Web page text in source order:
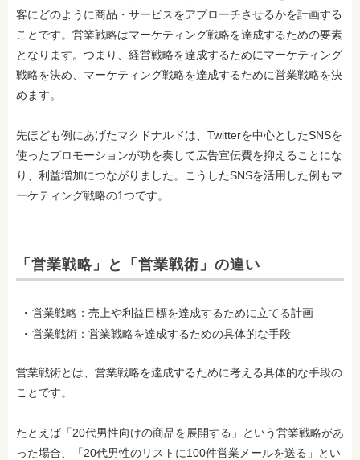
客にどのように商品・サービスをアプローチさせるかを計画する
ことです。営業戦略はマーケティング戦略を達成するための要素
となります。つまり、経営戦略を達成するためにマーケティング
戦略を決め、マーケティング戦略を達成するために営業戦略を決
めます。
先ほども例にあげたマクドナルドは、Twitterを中心としたSNSを
使ったプロモーションが功を奏して広告宣伝費を抑えることにな
り、利益増加につながりました。こうしたSNSを活用した例もマ
ーケティング戦略の1つです。
「営業戦略」と「営業戦術」の違い
営業戦略：売上や利益目標を達成するために立てる計画
営業戦術：営業戦略を達成するための具体的な手段
営業戦術とは、営業戦略を達成するために考える具体的な手段の
ことです。
たとえば「20代男性向けの商品を展開する」という営業戦略があ
った場合、「20代男性のリストに100件営業メールを送る」とい